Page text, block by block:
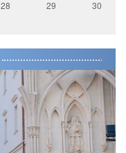
28 29
30